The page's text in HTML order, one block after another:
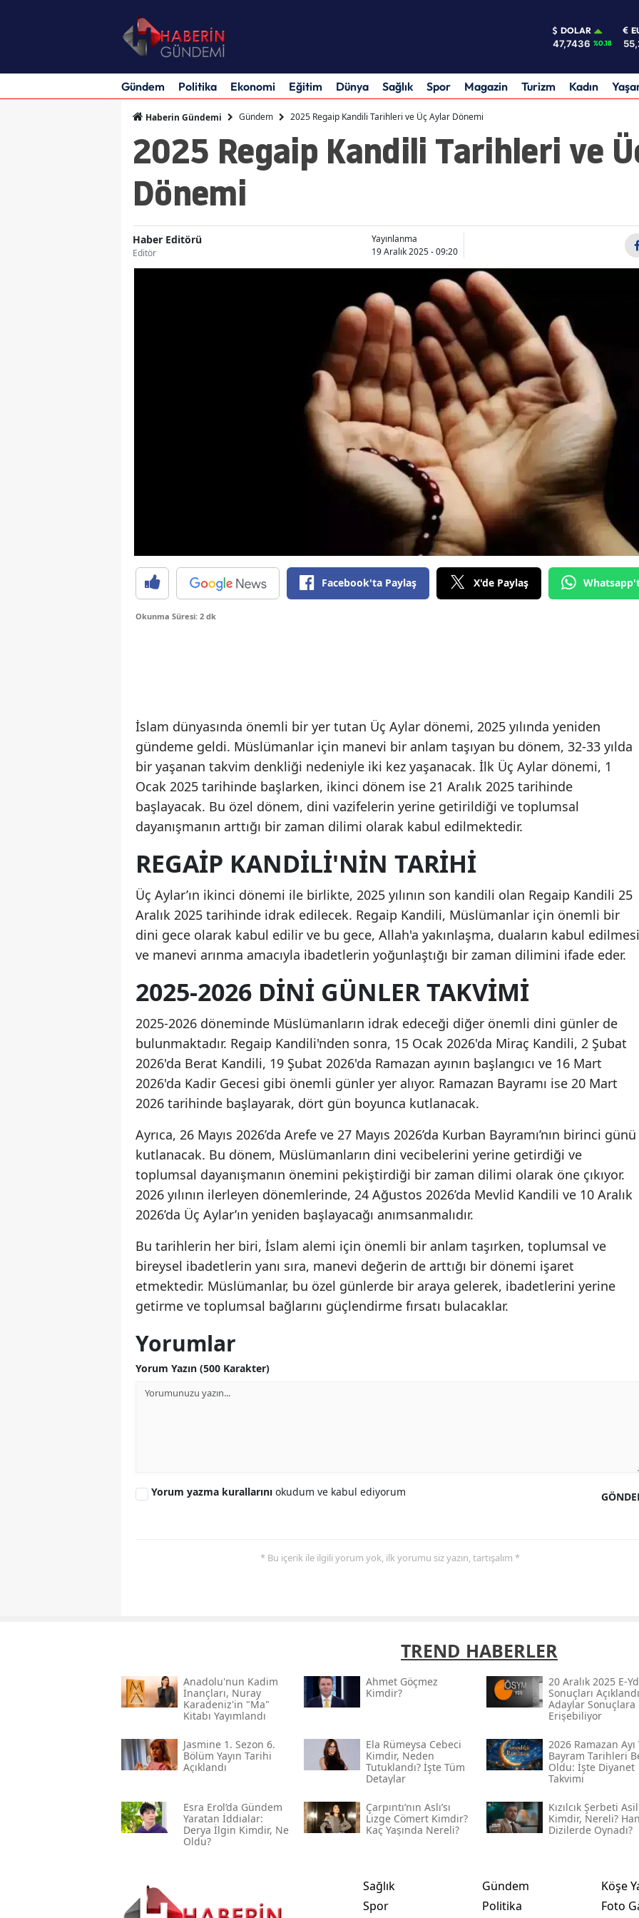
DOLAR
47,7436 %0.18
Gündem Politika Ekonomi Eğitim Dünya Sağlık Spor Magazin Turizm Kadın
Haberin Gündemi Gündem 2025 Regaip Kandili Tarihleri ve Üç Aylar Dönemi
2025 Regaip Kandili Tarihleri ve
Dönemi
Haber Editörü
Editör
Yayınlanma
19 Aralık 2025 - 09:20
Facebook'ta Paylaş X'de Paylaş
Okunma Süresi: 2 dk
İslam dünyasında önemli bir yer tutan Üç Aylar dönemi, 2025 yılında yeniden
gündeme geldi. Müslümanlar için manevi bir anlam taşıyan bu dönem, 32-33 yılda
bir yaşanan takvim denkliği nedeniyle iki kez yaşanacak. İlk Üç Aylar dönemi, 1
Ocak 2025 tarihinde başlarken, ikinci dönem ise 21 Aralık 2025 tarihinde
başlayacak. Bu özel dönem, dini vazifelerin yerine getirildiği ve toplumsal
dayanışmanın arttığı bir zaman dilimi olarak kabul edilmektedir.
REGAIP KANDILI'NIN TARIHI
Üç Aylar’ın ikinci dönemi ile birlikte, 2025 yılının son kandili olan Regaip Kandili 25
Aralık 2025 tarihinde idrak edilecek. Regaip Kandili, Müslümanlar için önemli bir
dini gece olarak kabul edilir ve bu gece, Allah'a yakınlaşma, duaların kabul edilmesi
ve manevi arınma amacıyla ibadetlerin yoğunlaştığı bir zaman dilimini ifade eder.
2025-2026 DINI GÜNLER TAKVIMI
2025-2026 döneminde Müslümanların idrak edeceği diğer önemli dini günler de
bulunmaktadır. Regaip Kandili'nden sonra, 15 Ocak 2026'da Miraç Kandili, 2 Şubat
2026'da Berat Kandili, 19 Şubat 2026'da Ramazan ayının başlangıcı ve 16 Mart
2026'da Kadir Gecesi gibi önemli günler yer alıyor. Ramazan Bayramı ise 20 Mart
2026 tarihinde başlayarak, dört gün boyunca kutlanacak.
Ayrıca, 26 Mayıs 2026’da Arefe ve 27 Mayıs 2026’da Kurban Bayramı’nın birinci günü
kutlanacak. Bu dönem, Müslümanların dini vecibelerini yerine getirdiği ve
toplumsal dayanışmanın önemini pekiştirdiği bir zaman dilimi olarak öne çıkıyor.
2026 yılının ilerleyen dönemlerinde, 24 Ağustos 2026’da Mevlid Kandili ve 10 Aralık
2026’da Üç Aylar’ın yeniden başlayacağı anımsanmalıdır.
Bu tarihlerin her biri, İslam alemi için önemli bir anlam taşırken, toplumsal ve
bireysel ibadetlerin yanı sıra, manevi değerin de arttığı bir dönemi işaret
etmektedir. Müslümanlar, bu özel günlerde bir araya gelerek, ibadetlerini yerine
getirme ve toplumsal bağlarını güçlendirme fırsatı bulacaklar.
Yorumlar
Yorum Yazın (500 Karakter)
Yorum yazma kurallarını okudum ve kabul ediyorum
* Bu içerik ile ilgili yorum yok, ilk yorumu siz yazın, tartışalım *
TREND HABERLER
Anadolu'nun Kadim
İnançları, Nuray
Karadeniz'in "ma"
Kitabı Yayımlandı
Ahmet Göçmez
Kimdir?
20 Aralık 2025 E-
Sonuçları
Adaylar Sonuçlara
Erişebiliyor
Jasmine 1. Sezon 6.
Bölüm Yayın Tarihi
Açıklandı
Ela Rümeysa Cebeci
Kimdir, Neden
Tutuklandı? İşte Tüm
Detaylar
2026 Ramazan Ayı
Bayram Tarihleri
Oldu: İşte Diyanet
Takvimi
Esra Erol’da Gündem
Yaratan İddialar:
Derya İlgin Kimdir, Ne
Oldu?
Çarpıntı’nın Aslı’sı
Lizge Cömert Kimdir?
Kaç Yaşında Nereli?
Kızılcık Şerbeti Asil
Kimdir, Nereli?
Dizilerde Oynadı?
Sağlık
Spor
Gündem
Politika
Köşe
Foto